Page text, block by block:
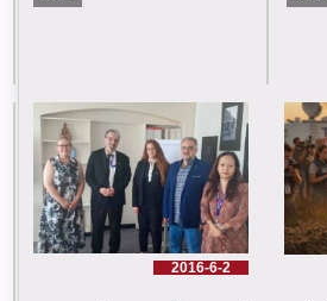
الصحفيين: 58 انتهاك بحق الإعلام الفلسطيني خلال حزيران/
2016-6-2